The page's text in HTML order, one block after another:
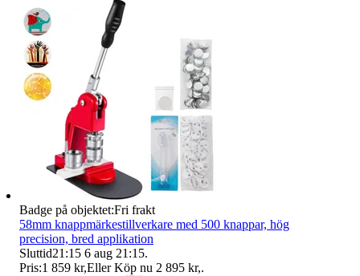
Badge på objektet:Fri frakt
58mm knappmärkestillverkare med 500 knappar, hög
precision, bred applikation
Sluttid21:15 6 aug 21:15.
Pris:1 859 kr,Eller Köp nu 2 895 kr,.